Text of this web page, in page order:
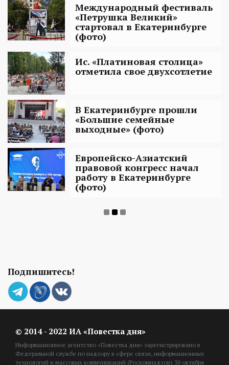
Международный фестиваль
«Петрушка Великий»
стартовал в Екатеринбурге
(фото)
Ис. «Платиновая столица»
отметила свое двухсотлетие
В Екатеринбурге прошли
«Большие семейные
выходные» (фото)
Европейско-Азиатский
правовой конгресс начал
работу в Екатеринбурге
(фото)
Подпишитесь!
© 2014 - 2022 ИА «Повестка дня»
Информационное агентство «Повестка дня» зарегистрировано в
Федеральной службе по надзору в сфере связи, информационных
технологий и массовых коммуникаций (Роскомнадзор) 30 октября